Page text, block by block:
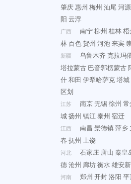
肇庆惠州 梅州 汕尾 河源
阳 云浮
广西 南宁柳州 桂林梧
林百色贺州 河池来宾
新疆 乌鲁木齐 克拉玛
塔拉蒙古 巴音郭楞蒙古
什和田 伊犁哈萨克塔城
区划
江苏 南京无锡徐州 常
城扬州 镇江泰州 宿迁
江西 南昌 景德镇萍乡
春 抚州 上饶
河北 石家庄 唐山 秦皇
德沧州 廊坊衡水雄安新
河南 郑州 开封洛阳 平